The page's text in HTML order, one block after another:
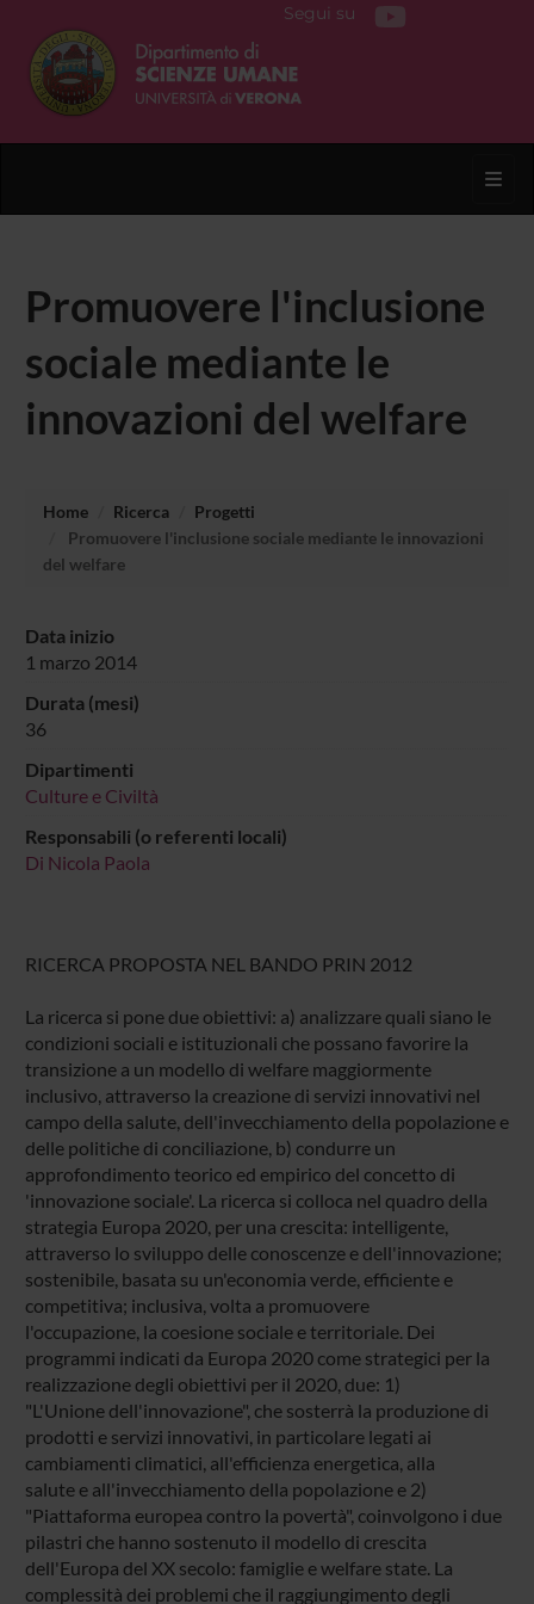
Segui su
Promuovere l'inclusione
sociale mediante le
innovazioni del welfare
Home Ricerca
Progetti
Promuovere l'inclusione sociale mediante le innovazioni
del welfare
Data inizio
1 marzo 2014
Durata (mesi)
36
Dipartimenti
Culture e Civiltà
Responsabili (o referenti locali)
Di Nicola Paola
RICERCA PROPOSTA NEL BANDO PRIN 2012
La ricerca si pone due obiettivi: a) analizzare quali siano le
condizioni sociali e istituzionali che possano favorire la
transizione a un modello di welfare maggiormente
inclusivo, attraverso la creazione di servizi innovativi nel
campo della salute, dell'invecchiamento della popolazione e
delle politiche di conciliazione, b) condurre un
approfondimento teorico ed empirico del concetto di
'innovazione sociale'. La ricerca si colloca nel quadro della
strategia Europa 2020, per una crescita: intelligente,
attraverso lo sviluppo delle conoscenze e dell'innovazione;
sostenibile, basata su un'economia verde, efficiente e
competitiva; inclusiva, volta a promuovere
l'occupazione, la coesione sociale e territoriale. Dei
programmi indicati da Europa 2020 come strategici per la
realizzazione degli obiettivi per il 2020, due: 1)
"L'Unione dell'innovazione", che sosterrà la produzione di
prodotti e servizi innovativi, in particolare legati ai
cambiamenti climatici, all'efficienza energetica, alla
salute e all'invecchiamento della popolazione e 2)
"Piattaforma europea contro la povertà", coinvolgono i due
pilastri che hanno sostenuto il modello di crescita
dell'Europa del XX secolo: famiglie e welfare state. La
complessità dei problemi che il raggiungimento degli